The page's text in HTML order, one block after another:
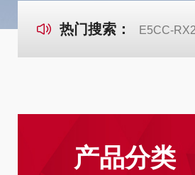
热门搜索： E5CC-
产品分类